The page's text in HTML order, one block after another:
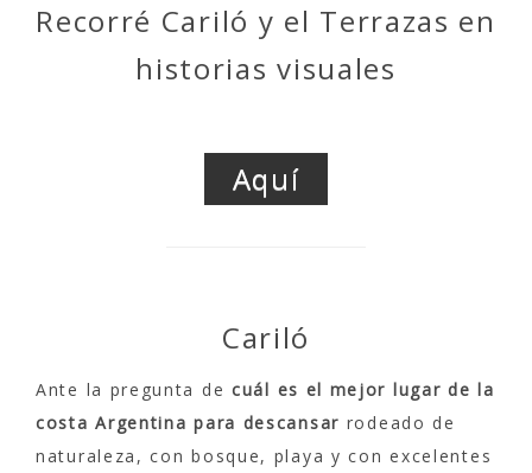
Recorré Cariló y el Terrazas en
historias visuales
Aquí
Cariló
Ante la pregunta de cuál es el mejor lugar de la
costa Argentina para descansar rodeado de
naturaleza, con bosque, playa y con excelentes